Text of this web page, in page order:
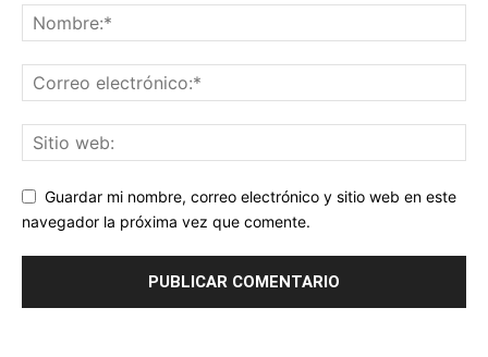
Guardar mi nombre, correo electrónico y sitio web en este
navegador la próxima vez que comente.